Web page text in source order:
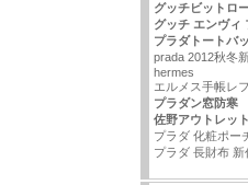
グッチビットロ
グッチ エンヴィ
プラダトートバ
prada 2012秋冬
hermes
エルメス手帳レ
プラダン窓防寒
佐野アウトレッ
プラダ 化粧ポー
プラダ 長財布 新